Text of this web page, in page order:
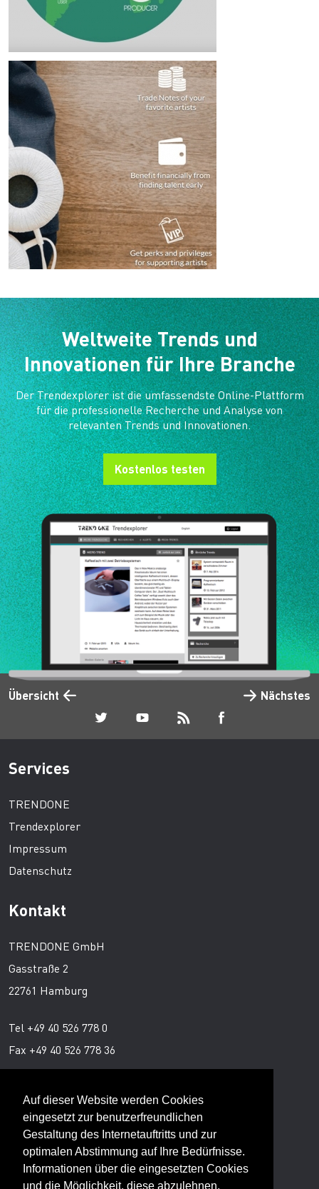
Auf dieser Website werden Cookies
eingesetzt zur benutzerfreundlichen
Gestaltung des Internetauftritts und zur
optimalen Abstimmung auf Ihre Bedürfnisse.
Informationen über die eingesetzten Cookies
und die Möglichkeit, diese abzulehnen,
Weltweite Trends und
Innovationen für Ihre Branche
Der Trendexplorer ist die umfassendste Online-Plattform
für die professionelle Recherche und Analyse von
relevanten Trends und Innovationen.
Kostenlos testen
Übersicht Nächstes
Services
TRENDONE
Trendexplorer
Impressum
Datenschutz
Kontakt
TRENDONE GmbH
Gasstraße 2
22761 Hamburg
Tel +49 40 526 778 0
Fax +49 40 526 778 36
Peter von Aspern
Director Trend Services